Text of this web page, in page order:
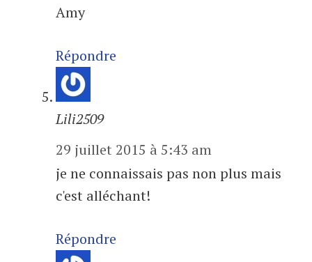
Amy
Répondre
Lili2509
29 juillet 2015 à 5:43 am
je ne connaissais pas non plus mais
c'est alléchant!
Répondre